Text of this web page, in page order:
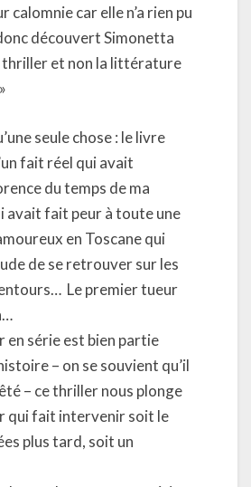
calomnie car elle n’a rien pu
découvert Simonetta
thriller et non la littérature
seule chose : le livre
fait réel qui avait
du temps de ma
avait fait peur à toute une
en Toscane qui
de se retrouver sur les
Le premier tueur
en série est bien partie
– on se souvient qu’il
– ce thriller nous plonge
qui fait intervenir soit le
plus tard, soit un